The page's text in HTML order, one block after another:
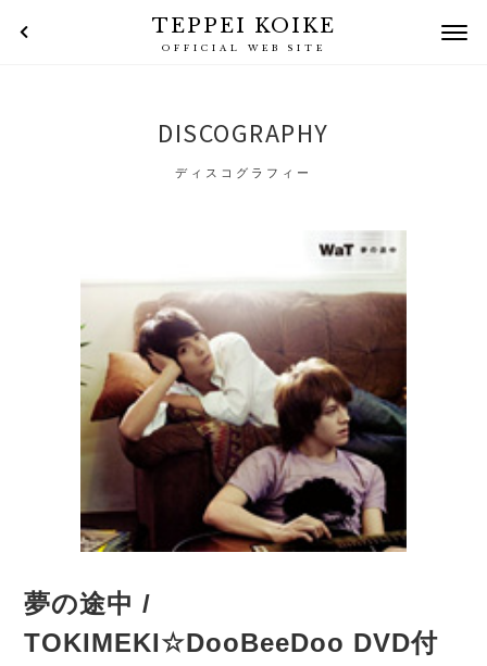
TEPPEI KOIKE
OFFICIAL WEB SITE
DISCOGRAPHY
ディスコグラフィー
夢の途中 /
TOKIMEKI☆DooBeeDoo DVD付